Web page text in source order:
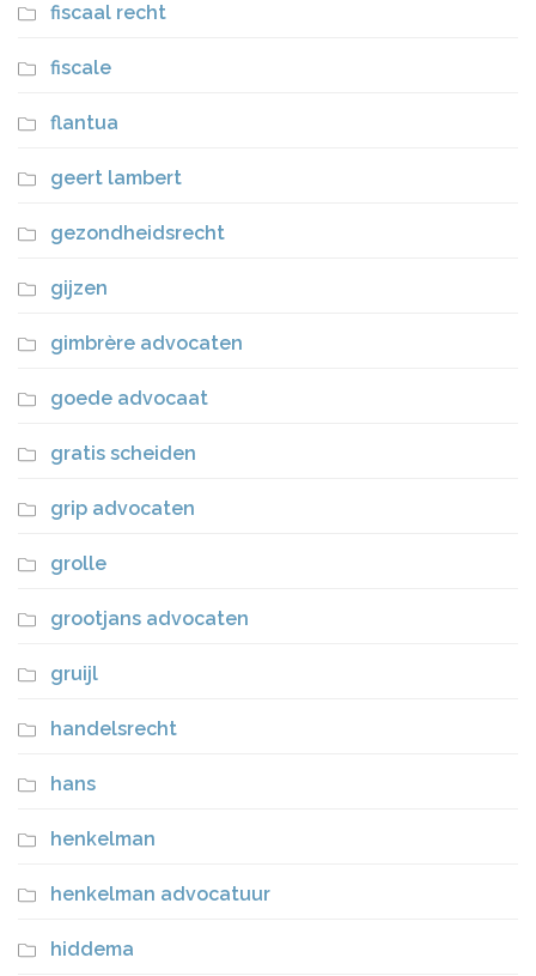
fiscaal recht
fiscale
flantua
geert lambert
gezondheidsrecht
gijzen
gimbrère advocaten
goede advocaat
gratis scheiden
grip advocaten
grolle
grootjans advocaten
gruijl
handelsrecht
hans
henkelman
henkelman advocatuur
hiddema